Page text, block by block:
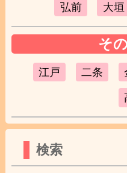
弘前 大垣
そ
江戸 二条
検索